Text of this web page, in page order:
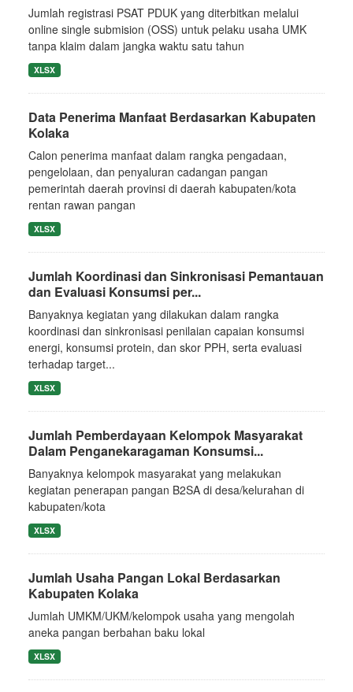
Jumlah registrasi PSAT PDUK yang diterbitkan melalui
online single submision (OSS) untuk pelaku usaha UMK
tanpa klaim dalam jangka waktu satu tahun
XLSX
Data Penerima Manfaat Berdasarkan Kabupaten
Kolaka
Calon penerima manfaat dalam rangka pengadaan,
pengelolaan, dan penyaluran cadangan pangan
pemerintah daerah provinsi di daerah kabupaten/kota
rentan rawan pangan
XLSX
Jumlah Koordinasi dan Sinkronisasi Pemantauan
dan Evaluasi Konsumsi per...
Banyaknya kegiatan yang dilakukan dalam rangka
koordinasi dan sinkronisasi penilaian capaian konsumsi
energi, konsumsi protein, dan skor PPH, serta evaluasi
terhadap target...
XLSX
Jumlah Pemberdayaan Kelompok Masyarakat
Dalam Penganekaragaman Konsumsi...
Banyaknya kelompok masyarakat yang melakukan
kegiatan penerapan pangan B2SA di desa/kelurahan di
kabupaten/kota
XLSX
Jumlah Usaha Pangan Lokal Berdasarkan
Kabupaten Kolaka
Jumlah UMKM/UKM/kelompok usaha yang mengolah
aneka pangan berbahan baku lokal
XLSX